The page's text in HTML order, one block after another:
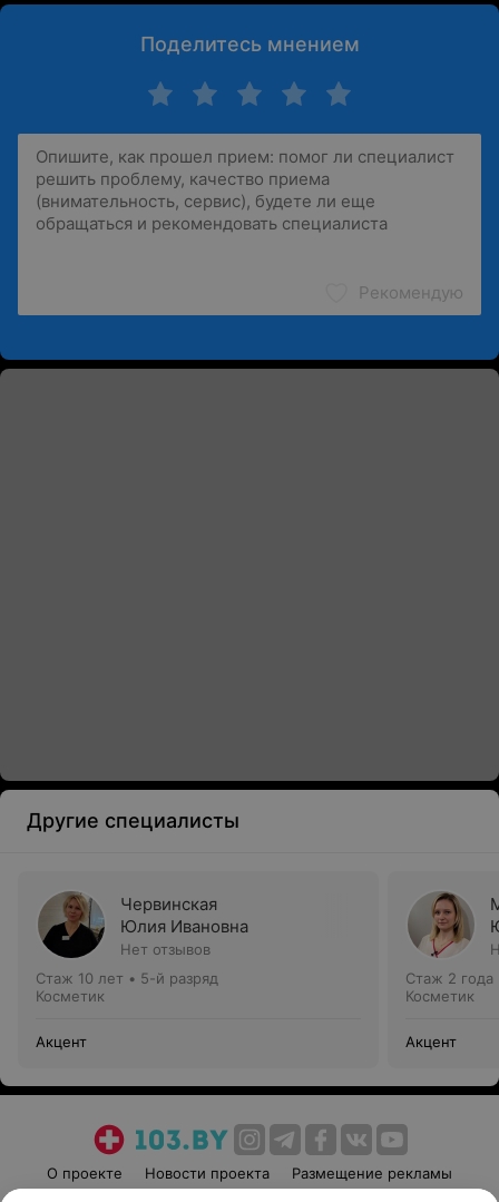
Поделитесь мнением
Рекомендую
Другие специалисты
Червинская
Юлия Ивановна
Нет отзывов
Стаж 10 лет • 5-й разряд
Косметик
Акцент
Стаж 2 года
Косметик
Акцент
О проекте Новости проекта
Размещение рекламы